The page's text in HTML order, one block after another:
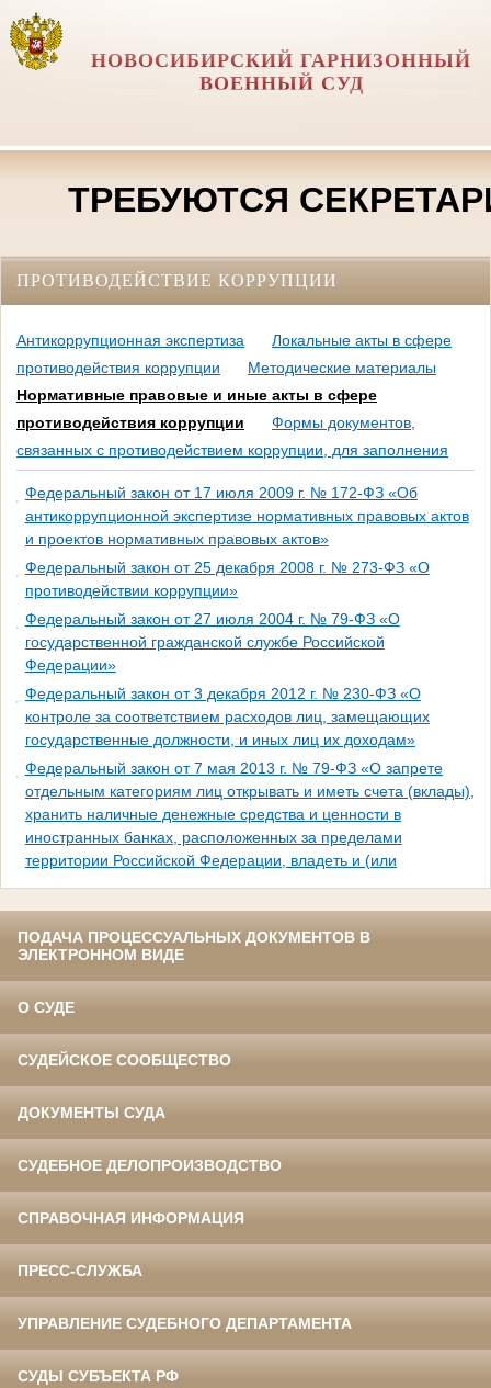
НОВОСИБИРСКИЙ ГАРНИЗОННЫЙ
ВОЕННЫЙ СУД
ТРЕБУЮТСЯ
ПРОТИВОДЕЙСТВИЕ КОРРУПЦИИ
Антикоррупционная экспертиза
Локальные акты в сфере
противодействия коррупции
Методические материалы
Нормативные правовые и иные акты в сфере
противодействия коррупции
Формы документов,
связанных с противодействием коррупции, для заполнения
Федеральный закон от 17 июля 2009 г. № 172-ФЗ «Об
антикоррупционной экспертизе нормативных правовых актов
и проектов нормативных правовых актов»
Федеральный закон от 25 декабря 2008 г. № 273-ФЗ «О
противодействии коррупции»
Федеральный закон от 27 июля 2004 г. № 79-ФЗ «О
государственной гражданской службе Российской
Федерации»
Федеральный закон от 3 декабря 2012 г. № 230-ФЗ «О
контроле за соответствием расходов лиц, замещающих
государственные должности, и иных лиц их доходам»
Федеральный закон от 7 мая 2013 г. № 79-ФЗ «О запрете
отдельным категориям лиц открывать и иметь счета (вклады),
хранить наличные денежные средства и ценности в
иностранных банках, расположенных за пределами
территории Российской Федерации, владеть и (или
ПОДАЧА ПРОЦЕССУАЛЬНЫХ ДОКУМЕНТОВ В
ЭЛЕКТРОННОМ ВИДЕ
О СУДЕ
СУДЕЙСКОЕ СООБЩЕСТВО
ДОКУМЕНТЫ СУДА
СУДЕБНОЕ ДЕЛОПРОИЗВОДСТВО
СПРАВОЧНАЯ ИНФОРМАЦИЯ
ПРЕСС-СЛУЖБА
УПРАВЛЕНИЕ СУДЕБНОГО ДЕПАРТАМЕНТА
СУДЫ СУБЪЕКТА РФ